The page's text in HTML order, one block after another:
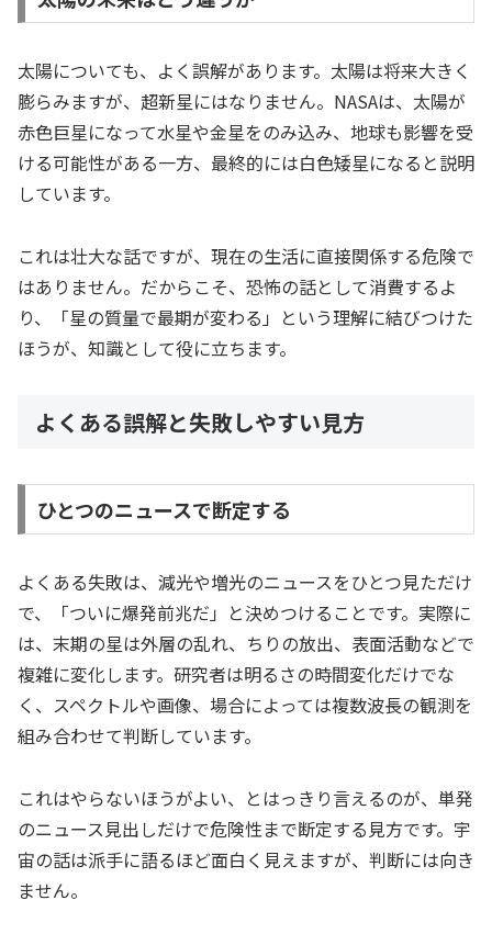
太陽についても、よく誤解があります。太陽は将来大きく
膨らみますが、超新星にはなりません。NASAは、太陽が
赤色巨星になって水星や金星をのみ込み、地球も影響を受
ける可能性がある一方、最終的には白色矮星になると説明
しています。
これは壮大な話ですが、現在の生活に直接関係する危険で
はありません。だからこそ、恐怖の話として消費するよ
り、「星の質量で最期が変わる」という理解に結びつけた
ほうが、知識として役に立ちます。
よくある誤解と失敗しやすい見方
ひとつのニュースで断定する
よくある失敗は、減光や増光のニュースをひとつ見ただけ
で、「ついに爆発前兆だ」と決めつけることです。実際に
は、末期の星は外層の乱れ、ちりの放出、表面活動などで
複雑に変化します。研究者は明るさの時間変化だけでな
く、スペクトルや画像、場合によっては複数波長の観測を
組み合わせて判断しています。
これはやらないほうがよい、とはっきり言えるのが、単発
のニュース見出しだけで危険性まで断定する見方です。宇
宙の話は派手に語るほど面白く見えますが、判断には向き
ません。